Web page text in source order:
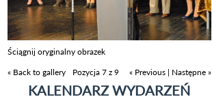
Ściągnij oryginalny obrazek
« Back to gallery
Pozycja 7 z 9 « Previous | Następne »
KALENDARZ WYDARZEŃ